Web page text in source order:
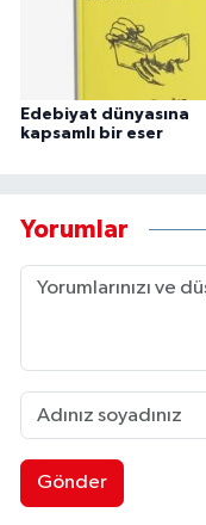
Edebiyat dünyasına
kapsamlı bir eser
Yorumlar
Gönder